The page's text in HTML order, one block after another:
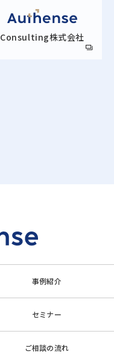
Consulting株式会社
事例紹介
セミナー
ご相談の流れ